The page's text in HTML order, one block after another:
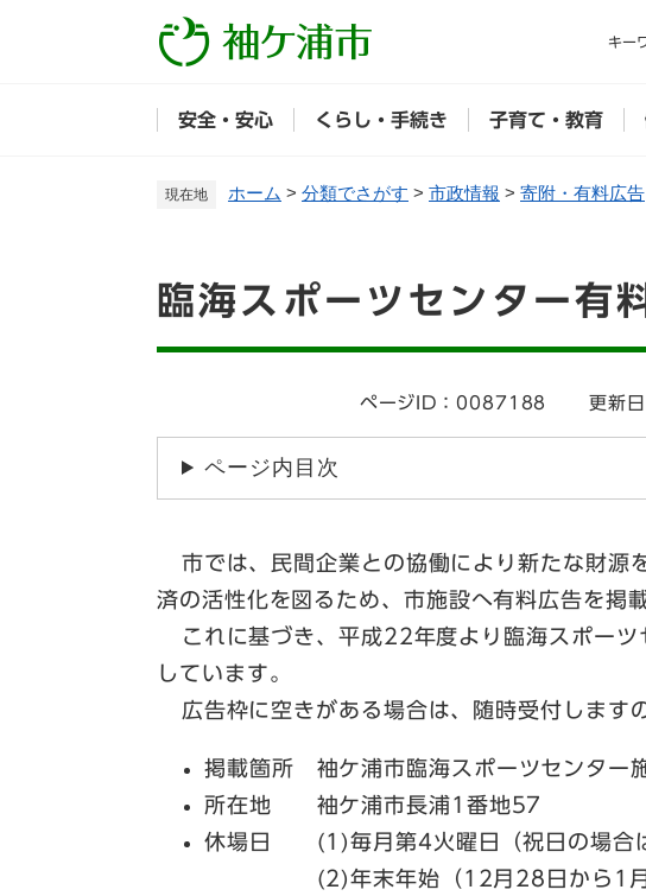
キー
安全・安心 くらし・手続き 子育て・教育
現在地 ホーム > 分類でさがす > 市政情報 > 寄附・有料広告
文
臨海スポーツセンター有
ページID：0087188 更新
ページ内目次
市では、民間企業との協働により新たな財源
済の活性化を図るため、市施設へ有料広告を掲
これに基づき、平成22年度より臨海スポーツ
しています。
広告枠に空きがある場合は、随時受付します
掲載箇所 袖ケ浦市臨海スポーツセンター
所在地 袖ケ浦市長浦1番地57
休場日 (1)毎月第4火曜日（祝日の場合は
(2)年末年始（12月28日から1月4